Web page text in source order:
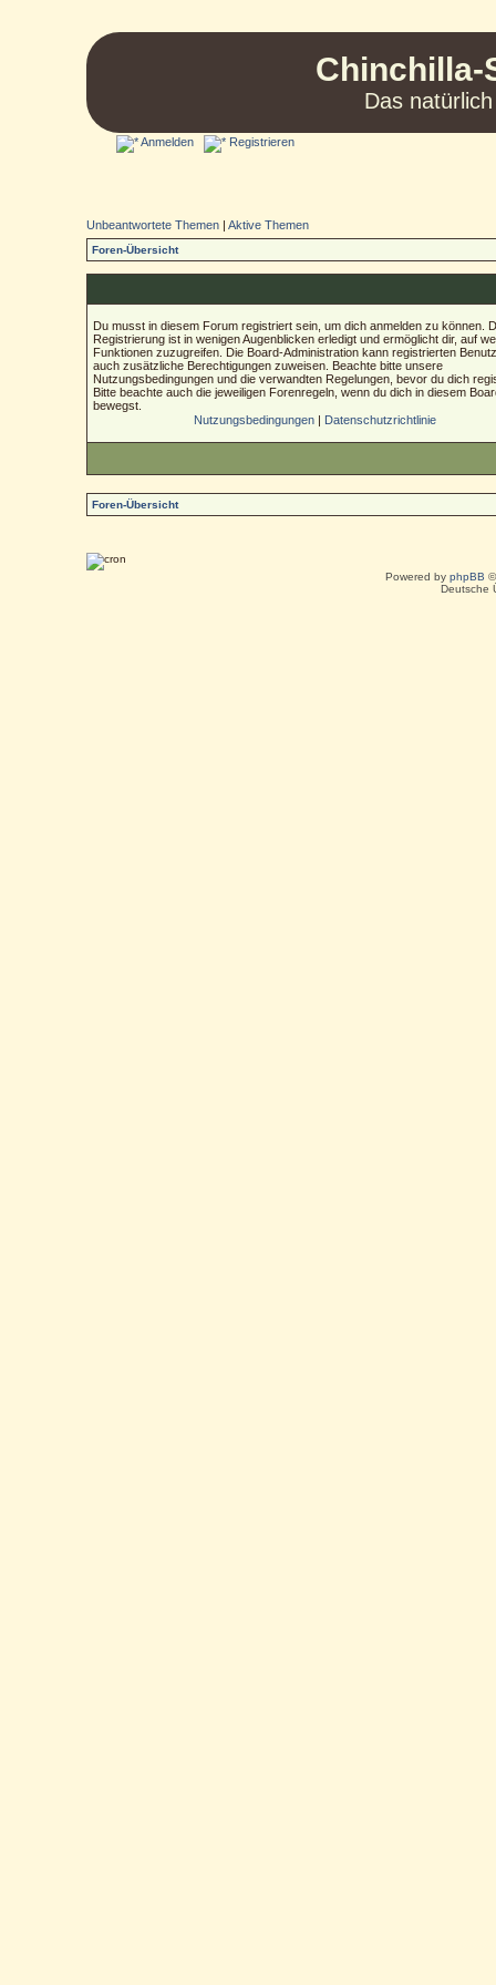
Chinchilla-
Das
Anmelden Registrieren
Unbeantwortete Themen |Aktive Themen
Foren-Übersicht
Du musst in diesem Forum registriert sein, um dich anmelden zu können.
Registrierung ist in wenigen Augenblicken erledigt und ermöglicht dir, auf
Funktionen zuzugreifen. Die Board-Administration kann registrierten
auch zusätzliche Berechtigungen zuweisen. Beachte bitte unsere
Nutzungsbedingungen und die verwandten Regelungen, bevor du dich
Bitte beachte auch die jeweiligen Forenregeln, wenn du dich in diesem
bewegst.
Nutzungsbedingungen| Datenschutzrichtlinie
Foren-Übersicht
Powered by phpBB
Deutsche